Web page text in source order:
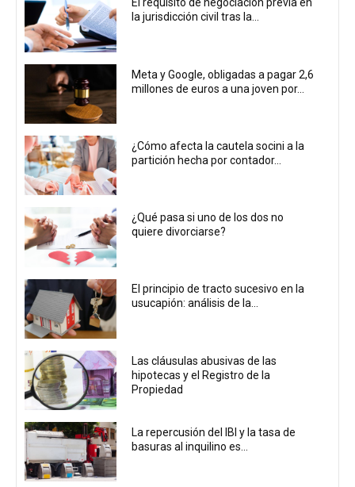
El requisito de negociación previa en
la jurisdicción civil tras la...
Meta y Google, obligadas a pagar 2,6
millones de euros a una joven por...
¿Cómo afecta la cautela socini a la
partición hecha por contador...
¿Qué pasa si uno de los dos no
quiere divorciarse?
El principio de tracto sucesivo en la
usucapión: análisis de la...
Las cláusulas abusivas de las
hipotecas y el Registro de la
Propiedad
La repercusión del IBI y la tasa de
basuras al inquilino es...